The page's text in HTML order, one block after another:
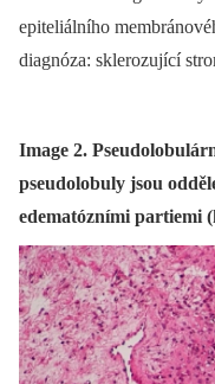
epiteliálního
diagnóza: sklerozující
Image 2.
pseudolobuly jsou
edematózními partiemi